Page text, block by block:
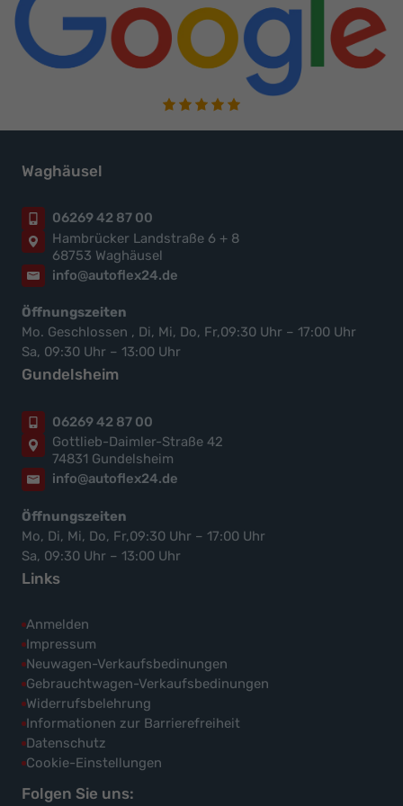
Waghäusel
06269 42 87 00
Hambrücker Landstraße 6 + 8
68753 Waghäusel
info@autoflex24.de
Öffnungszeiten
Mo. Geschlossen , Di, Mi, Do, Fr,09:30 Uhr – 17:00 Uhr
Sa, 09:30 Uhr – 13:00 Uhr
Gundelsheim
06269 42 87 00
Gottlieb-Daimler-Straße 42
74831 Gundelsheim
info@autoflex24.de
Öffnungszeiten
Mo, Di, Mi, Do, Fr,09:30 Uhr – 17:00 Uhr
Sa, 09:30 Uhr – 13:00 Uhr
Links
Anmelden
Impressum
Neuwagen-Verkaufsbedinungen
Gebrauchtwagen-Verkaufsbedinungen
Widerrufsbelehrung
Informationen zur Barrierefreiheit
Datenschutz
Cookie-Einstellungen
Folgen Sie uns: